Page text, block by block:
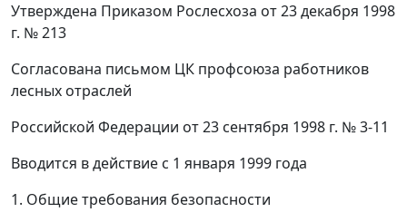
Утверждена Приказом Рослесхоза от 23 декабря 1998
г. № 213
Согласована письмом ЦК профсоюза работников
лесных отраслей
Российской Федерации от 23 сентября 1998 г. № 3-11
Вводится в действие с 1 января 1999 года
1. Общие требования безопасности